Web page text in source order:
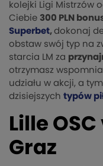
kolejki Ligi Mistrzów
Ciebie 300 PLN
Superbet, dokonaj
obstaw swój typ na
starcia LM za
otrzymasz
udziału w akcji, a
dzisiejszych typów
Lille
Graz